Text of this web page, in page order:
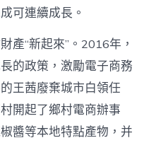
可連續成長。
產“新起來”。2016年，
的政策，激勵電子商務
王茜廢棄城市白領任
開起了鄉村電商辦事
醬等本地特點產物，并